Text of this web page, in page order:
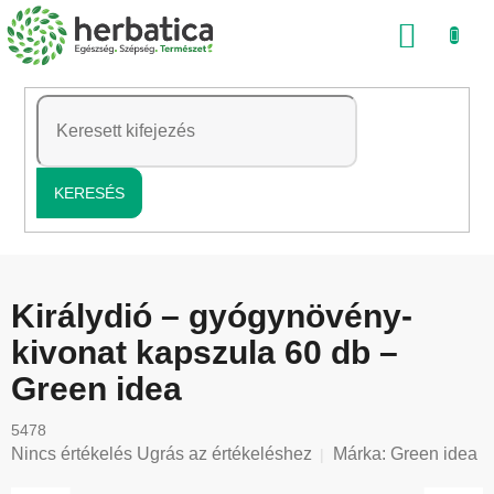
Ugrás
a
tartalomhoz
KERESÉS
Királydió – gyógynövény-
kivonat kapszula 60 db –
Green idea
5478
A
Nincs értékelés Ugrás az értékeléshez Márka: Green idea